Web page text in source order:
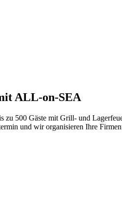
ALL-on-SEA
500 Gäste mit Grill- und
und wir organisieren Ihre